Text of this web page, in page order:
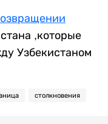
,которые
Узбекистаном
столкновения